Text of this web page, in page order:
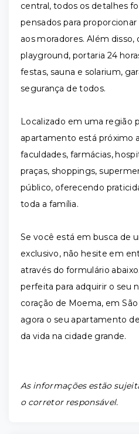
central, todos os detalhes
pensados para
aos moradores. Além
playground, portaria 24
festas, sauna e solarium,
segurança de todos.
Localizado em uma região
apartamento está próximo
faculdades, farmácias,
praças, shoppings,
público, oferecendo
toda a família.
Se você está em busca de
exclusivo, não hesite em
através do formulário
perfeita para adquirir o seu
coração de Moema, em
agora o seu apartamento
da vida na cidade grande.
As informações estão
o corretor responsável.